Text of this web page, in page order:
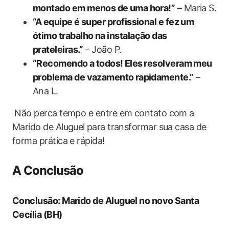
‌montado em menos de⁣ uma‍ hora!” –‍ Maria S.
“A ⁢equipe é super profissional e fez um
ótimo trabalho na instalação das
prateleiras.”‍–‍ João P.
“Recomendo a todos! ⁢Eles ⁢resolveram meu
problema de vazamento ⁢rapidamente.” –
Ana L.
‍ Não perca tempo e ‍entre em contato com a
Marido de Aluguel⁣ para transformar sua casa de
forma prática e rápida!
A Conclusão
Conclusão:‍ Marido de Aluguel no novo Santa
Cecília (BH)